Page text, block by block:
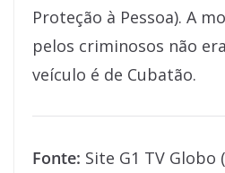
Proteção à Pessoa). A
pelos criminosos não
veículo é de Cubatão.
Fonte: Site G1 TV Globo